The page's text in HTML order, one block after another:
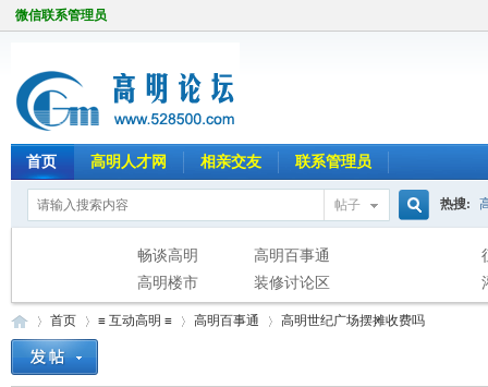
微信联系管理员
首页 高明人才网 相亲交友 联系管理员
帖子
索
热搜:
畅谈高明
高明百事通
高明楼市
装修讨论区
首页 ≡ 互动高明 ≡ 高明百事通 高明世纪广场摆摊收费吗